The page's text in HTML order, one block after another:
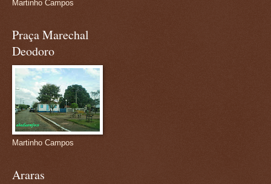
Martinho Campos
Praça Marechal
Deodoro
Martinho Campos
Araras